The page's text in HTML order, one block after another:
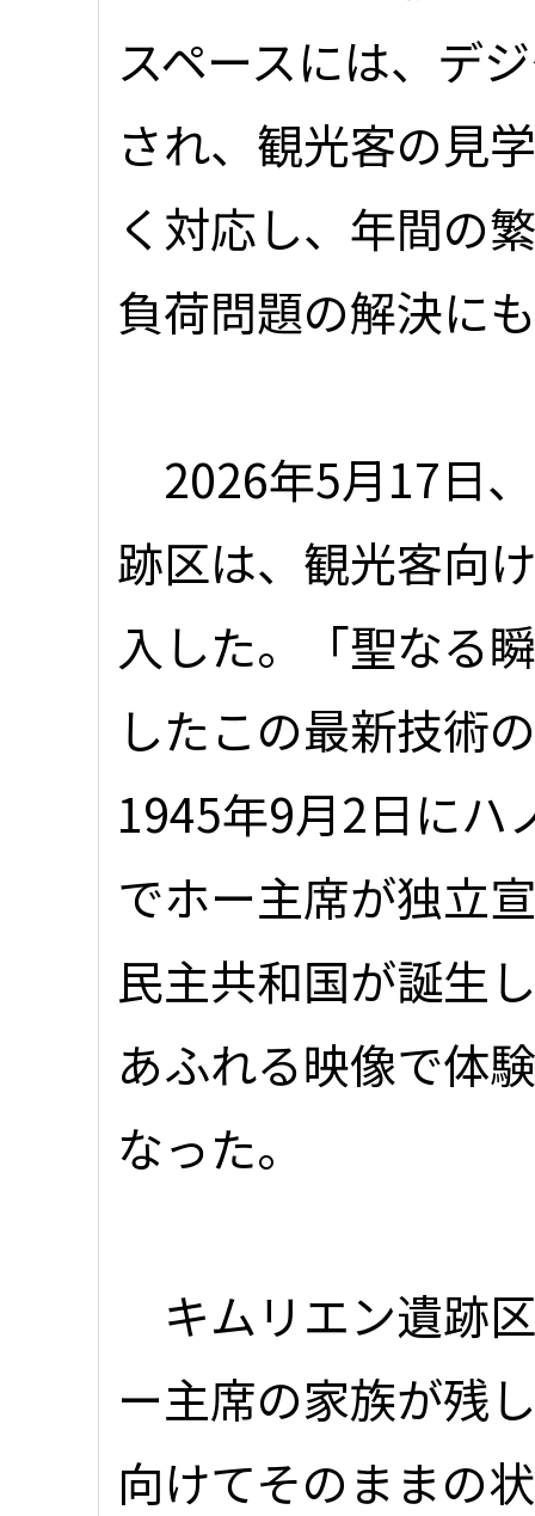
スペースには、デ
され、観光客の見
く対応し、年間の
負荷問題の解決に
2026年5月17日
跡区は、観光客向
入した。「聖なる
したこの最新技術
1945年9月2日にハ
でホー主席が独立
民主共和国が誕生
あふれる映像で体
なった。
キムリエン遺跡
ー主席の家族が残
向けてそのままの